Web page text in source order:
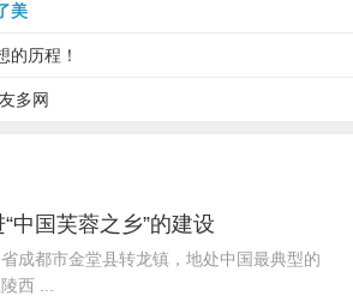
美
的历程！
多网
中国芙蓉之乡”的建设
成都市金堂县转龙镇，地处中国最典型的
西 ...